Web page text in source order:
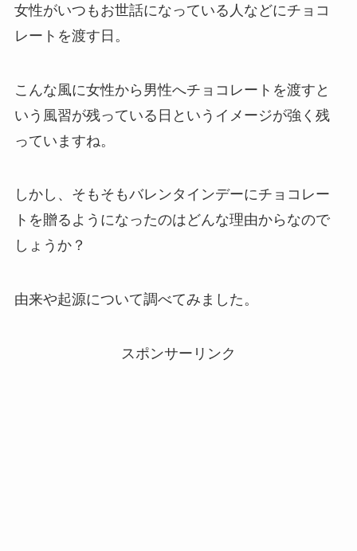
女性がいつもお世話になっている人などにチョコ
レートを渡す日。
こんな風に女性から男性へチョコレートを渡すと
いう風習が残っている日というイメージが強く残
っていますね。
しかし、そもそもバレンタインデーにチョコレー
トを贈るようになったのはどんな理由からなので
しょうか？
由来や起源について調べてみました。
スポンサーリンク